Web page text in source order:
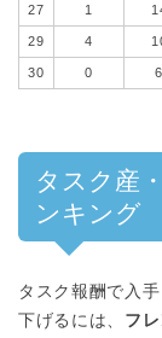
27 1
29 4
30 0 6
タスク産
ンキング
タスク報酬で入
下げるには、 フ